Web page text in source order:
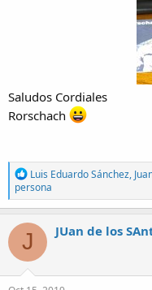
Saludos Cordiales
Rorschach
R
e
a
c
t
i
o
n
s
Luis Eduardo Sánchez,
persona
J JUan de los